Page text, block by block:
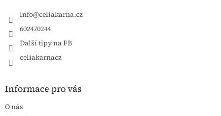
info@celiakarna.cz
602470244
Další tipy na FB
celiakarnacz
Informace pro vás
O nás